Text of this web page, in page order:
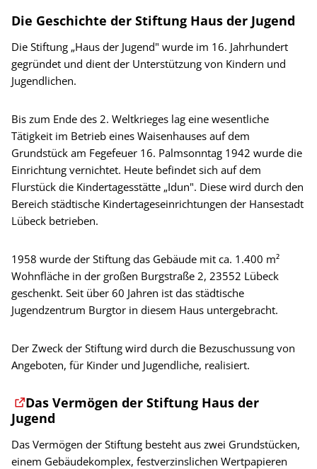
Die Geschichte der Stiftung Haus der Jugend
Die Stiftung „Haus der Jugend" wurde im 16. Jahrhundert
gegründet und dient der Unterstützung von Kindern und
Jugendlichen.
Bis zum Ende des 2. Weltkrieges lag eine wesentliche
Tätigkeit im Betrieb eines Waisenhauses auf dem
Grundstück am Fegefeuer 16. Palmsonntag 1942 wurde die
Einrichtung vernichtet. Heute befindet sich auf dem
Flurstück die Kindertagesstätte „Idun". Diese wird durch den
Bereich städtische Kindertageseinrichtungen der Hansestadt
Lübeck betrieben.
1958 wurde der Stiftung das Gebäude mit ca. 1.400 m²
Wohnfläche in der großen Burgstraße 2, 23552 Lübeck
geschenkt. Seit über 60 Jahren ist das städtische
Jugendzentrum Burgtor in diesem Haus untergebracht.
Der Zweck der Stiftung wird durch die Bezuschussung von
Angeboten, für Kinder und Jugendliche, realisiert.
Das Vermögen der Stiftung Haus der
Jugend
Das Vermögen der Stiftung besteht aus zwei Grundstücken,
einem Gebäudekomplex, festverzinslichen Wertpapieren